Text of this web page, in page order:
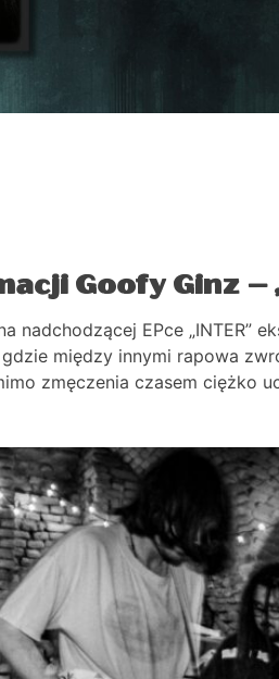
Goofy Ginz –
EPce „INTER”
między innymi rapowa
zmęczenia czasem ciężko